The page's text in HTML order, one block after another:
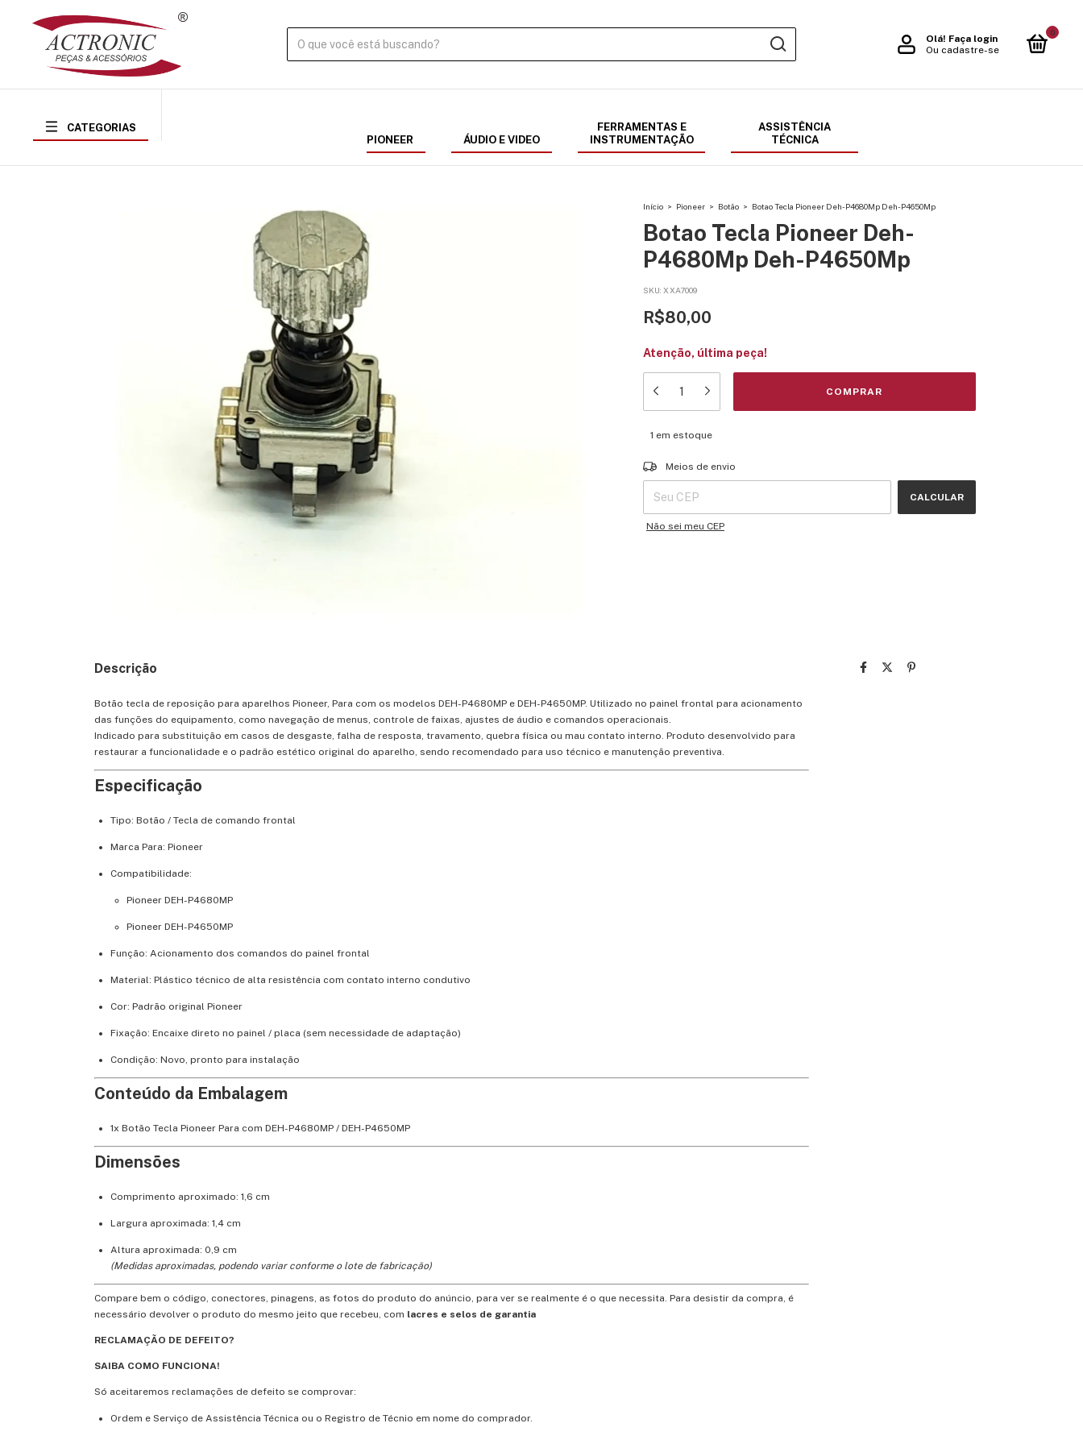
Olá! Faça login
Ou cadastre-se
0
CATEGORIAS
PIONEER
ÁUDIO E VIDEO
FERRAMENTAS E
INSTRUMENTAÇÃO
ASSISTÊNCIA
TÉCNICA
Início > Pioneer > Botão > Botao Tecla Pioneer Deh-P4680Mp Deh-P4650Mp
Botao Tecla Pioneer Deh-
P4680Mp Deh-P4650Mp
SKU: XXA7009
R$80,00
Atenção, última peça!
1 em estoque
Entregas para o CEP:
Meios de envio
CALCULAR
Não sei meu CEP
Descrição
Botão tecla de reposição para aparelhos Pioneer, Para com os modelos DEH-P4680MP e DEH-P4650MP. Utilizado no painel frontal para acionamento
das funções do equipamento, como navegação de menus, controle de faixas, ajustes de áudio e comandos operacionais.
Indicado para substituição em casos de desgaste, falha de resposta, travamento, quebra física ou mau contato interno. Produto desenvolvido para
restaurar a funcionalidade e o padrão estético original do aparelho, sendo recomendado para uso técnico e manutenção preventiva.
Especificação
Tipo: Botão / Tecla de comando frontal
Marca Para: Pioneer
Compatibilidade:
Pioneer DEH-P4680MP
Pioneer DEH-P4650MP
Função: Acionamento dos comandos do painel frontal
Material: Plástico técnico de alta resistência com contato interno condutivo
Cor: Padrão original Pioneer
Fixação: Encaixe direto no painel / placa (sem necessidade de adaptação)
Condição: Novo, pronto para instalação
Conteúdo da Embalagem
1x Botão Tecla Pioneer Para com DEH-P4680MP / DEH-P4650MP
Dimensões
Comprimento aproximado: 1,6 cm
Largura aproximada: 1,4 cm
Altura aproximada: 0,9 cm
(Medidas aproximadas, podendo variar conforme o lote de fabricação)
Compare bem o código, conectores, pinagens, as fotos do produto do anúncio, para ver se realmente é o que necessita. Para desistir da compra, é
necessário devolver o produto do mesmo jeito que recebeu, com lacres e selos de garantia
RECLAMAÇÃO DE DEFEITO?
SAIBA COMO FUNCIONA!
Só aceitaremos reclamações de defeito se comprovar:
Ordem e Serviço de Assistência Técnica ou o Registro de Técnio em nome do comprador.